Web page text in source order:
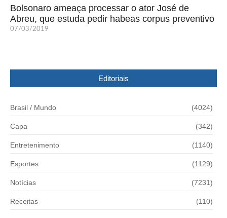
Bolsonaro ameaça processar o ator José de
Abreu, que estuda pedir habeas corpus preventivo
07/03/2019
Editoriais
Brasil / Mundo (4024)
Capa (342)
Entretenimento (1140)
Esportes (1129)
Notícias (7231)
Receitas (110)